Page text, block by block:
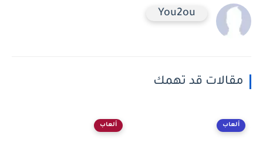
You2ou
مقالات قد تهمك
ألعاب ألعاب